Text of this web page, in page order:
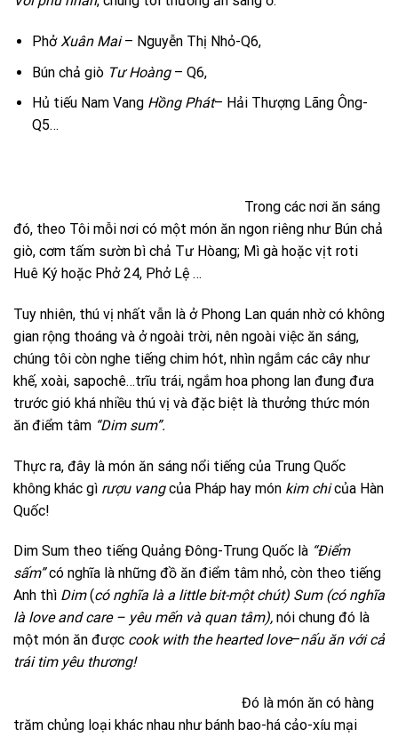
PhởXuân Mai– Nguyễn Thị Nhỏ-Q6,
Bún chả giò Tư Hoàng – Q6,
Hủ tiếu Nam Vang Hồng Phát– Hải Thượng Lãng Ông-
Q5…
Trong các nơi ăn sáng
đó, theo Tôi mỗi nơi có một món ăn ngon riêng như Bún chả
giò, cơm tấm sườn bì chả Tư Hòang; Mì gà hoặc vịt roti
Huê Ký hoặc Phở 24, Phở Lệ …
Tuy nhiên, thú vị nhất vẫn là ở Phong Lan quán nhờ có không
gian rộng thoáng và ở ngoài trời, nên ngoài việc ăn sáng,
chúng tôi còn nghe tiếng chim hót, nhìn ngắm các cây như
khế, xoài, sapochê…trĩu trái, ngắm hoa phong lan đung đưa
trước gió khá nhiều thú vị và đặc biệt là thưởng thức món
ăn điểm tâm “Dim sum”.
Thực ra, đây là món ăn sáng nổi tiếng của Trung Quốc
không khác gì rượu vangcủa Pháp hay món kim chicủa Hàn
Quốc!
Dim Sum theo tiếng Quảng Đông-Trung Quốc là “Điểm
sấm”có nghĩa là những đồ ăn điểm tâm nhỏ, còn theo tiếng
Anh thì Dim(có nghĩa là a little bit-một chút) Sum (có nghĩa
là love and care – yêu mến và quan tâm), nói chung đó là
một món ăn được cook with the hearted love–nấu ăn với cả
trái tim yêu thương!
Đó là món ăn có hàng
trăm chủng loại khác nhau như bánh bao-há cảo-xíu mại